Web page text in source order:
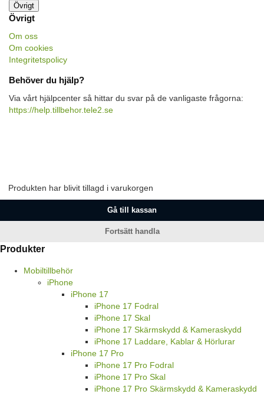
Övrigt
Övrigt
Om oss
Om cookies
Integritetspolicy
Behöver du hjälp?
Via vårt hjälpcenter så hittar du svar på de vanligaste frågorna:
https://help.tillbehor.tele2.se
Produkten har blivit tillagd i varukorgen
Gå till kassan
Fortsätt handla
Produkter
Mobiltillbehör
iPhone
iPhone 17
iPhone 17 Fodral
iPhone 17 Skal
iPhone 17 Skärmskydd & Kameraskydd
iPhone 17 Laddare, Kablar & Hörlurar
iPhone 17 Pro
iPhone 17 Pro Fodral
iPhone 17 Pro Skal
iPhone 17 Pro Skärmskydd & Kameraskydd